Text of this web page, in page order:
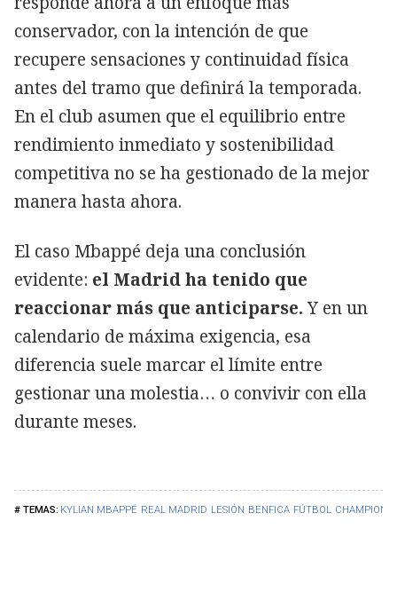
KYLIAN MBAPPÉ REAL MADRID LESIÓN BENFICA FÚTBOL CHAMPIONS
conservador, con la intención de que
recupere sensaciones y continuidad física
antes del tramo que definirá la temporada.
En el club asumen que el equilibrio entre
rendimiento inmediato y sostenibilidad
competitiva no se ha gestionado de la mejor
manera hasta ahora.
El caso Mbappé deja una conclusión
evidente: el Madrid ha tenido que
reaccionar más que anticiparse.Y en un
calendario de máxima exigencia, esa
diferencia suele marcar el límite entre
gestionar una molestia… o convivir con ella
durante meses.